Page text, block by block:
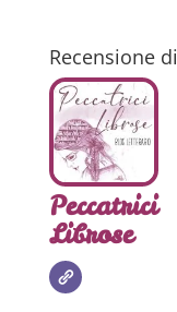
Recensione di
Peccatrici
Librose